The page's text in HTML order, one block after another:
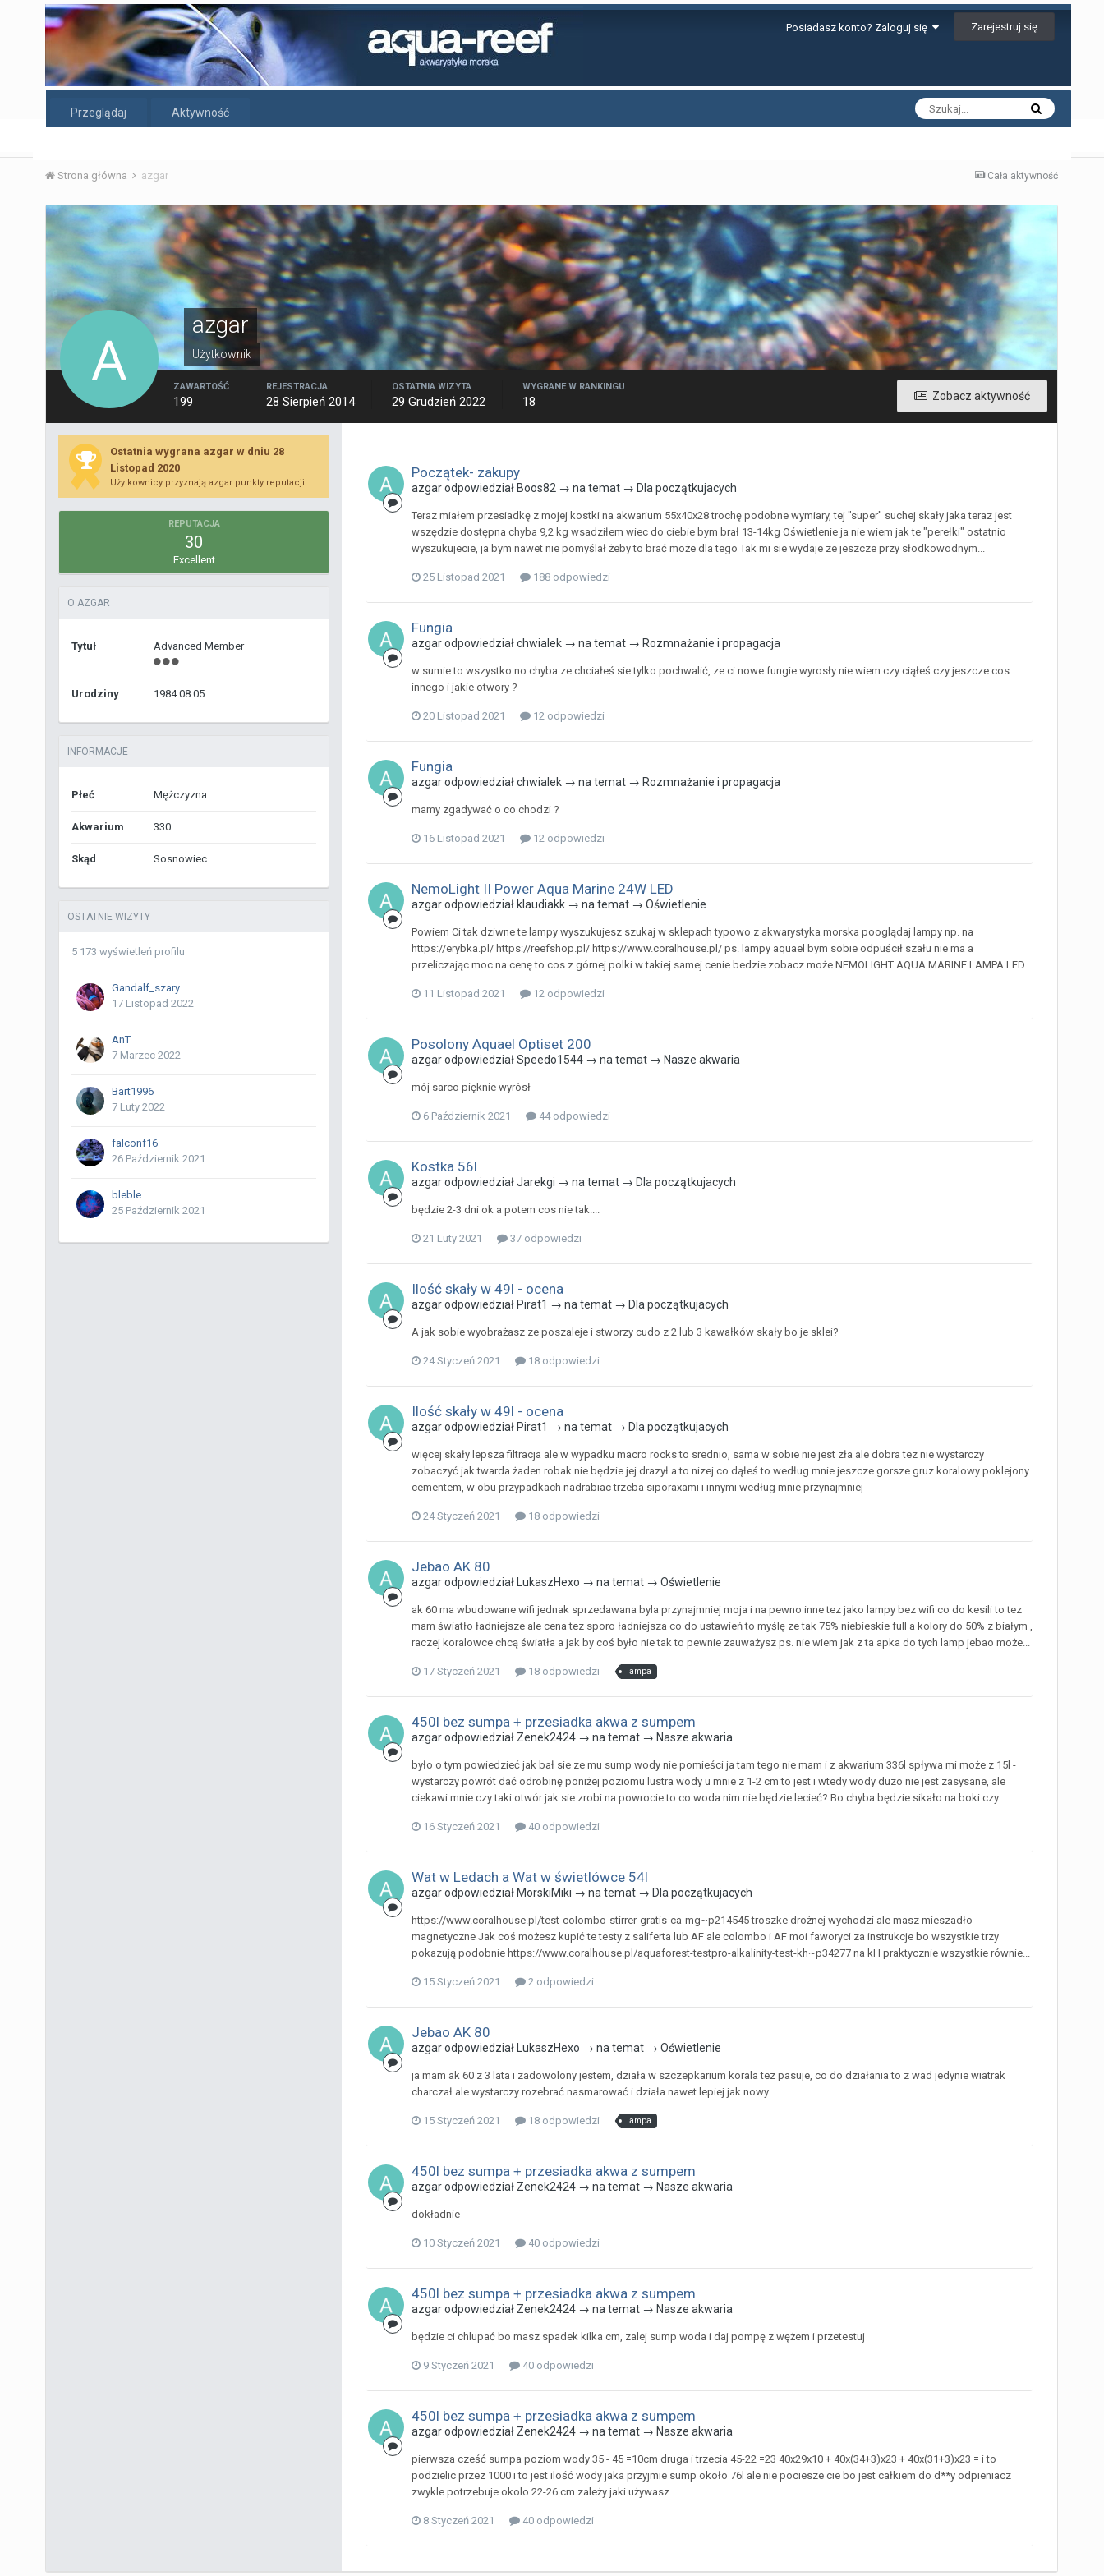
Posiadasz konto? Zaloguj się Zarejestruj się
Przeglądaj Aktywność
Cała aktywność
Strona główna azgar
azgar
Użytkownik
Zobacz aktywność
ZAWARTOŚĆ
199
REJESTRACJA
28 Sierpień 2014
OSTATNIA WIZYTA
29 Grudzień 2022
WYGRANE W RANKINGU
18
Ostatnia wygrana azgar w dniu 28
Listopad 2020
Użytkownicy przyznają azgar punkty reputacji!
REPUTACJA
30
Excellent
O AZGAR
Tytuł Advanced Member
Urodziny 1984.08.05
INFORMACJE
Płeć Mężczyzna
Akwarium 330
Skąd Sosnowiec
OSTATNIE WIZYTY
5 173 wyświetleń profilu
Gandalf_szary
17 Listopad 2022
AnT
7 Marzec 2022
Bart1996
7 Luty 2022
falconf16
26 Październik 2021
bleble
25 Październik 2021
Początek- zakupy
azgar odpowiedział Boos82 → na temat → Dla początkujacych
Teraz miałem przesiadkę z mojej kostki na akwarium 55x40x28 trochę podobne wymiary, tej "super" suchej skały jaka teraz jest
wszędzie dostępna chyba 9,2 kg wsadziłem wiec do ciebie bym brał 13-14kg Oświetlenie ja nie wiem jak te "perełki" ostatnio
wyszukujecie, ja bym nawet nie pomyślał żeby to brać może dla tego Tak mi sie wydaje ze jeszcze przy słodkowodnym...
25 Listopad 2021 188 odpowiedzi
Fungia
azgar odpowiedział chwialek → na temat → Rozmnażanie i propagacja
w sumie to wszystko no chyba ze chciałeś sie tylko pochwalić, ze ci nowe fungie wyrosły nie wiem czy ciąłeś czy jeszcze cos
innego i jakie otwory ?
20 Listopad 2021 12 odpowiedzi
Fungia
azgar odpowiedział chwialek → na temat → Rozmnażanie i propagacja
mamy zgadywać o co chodzi ?
16 Listopad 2021 12 odpowiedzi
NemoLight II Power Aqua Marine 24W LED
azgar odpowiedział klaudiakk → na temat →Oświetlenie
Powiem Ci tak dziwne te lampy wyszukujesz szukaj w sklepach typowo z akwarystyka morska pooglądaj lampy np. na
https://erybka.pl/ https://reefshop.pl/ https://www.coralhouse.pl/ ps. lampy aquael bym sobie odpuścił szału nie ma a
przeliczając moc na cenę to cos z górnej polki w takiej samej cenie bedzie zobacz może NEMOLIGHT AQUA MARINE LAMPA LED...
11 Listopad 2021 12 odpowiedzi
Posolony Aquael Optiset 200
azgar odpowiedział Speedo1544 → na temat → Nasze akwaria
mój sarco pięknie wyrósł
6 Październik 2021 44 odpowiedzi
Kostka 56l
azgar odpowiedział Jarekgi → na temat → Dla początkujacych
będzie 2-3 dni ok a potem cos nie tak....
21 Luty 2021 37 odpowiedzi
Ilość skały w 49l - ocena
azgar odpowiedział Pirat1 → na temat → Dla początkujacych
A jak sobie wyobrażasz ze poszaleje i stworzy cudo z 2 lub 3 kawałków skały bo je sklei?
24 Styczeń 2021 18 odpowiedzi
Ilość skały w 49l - ocena
azgar odpowiedział Pirat1 → na temat → Dla początkujacych
więcej skały lepsza filtracja ale w wypadku macro rocks to srednio, sama w sobie nie jest zła ale dobra tez nie wystarczy
zobaczyć jak twarda żaden robak nie będzie jej drazył a to nizej co dąłeś to według mnie jeszcze gorsze gruz koralowy poklejony
cementem, w obu przypadkach nadrabiac trzeba siporaxami i innymi według mnie przynajmniej
24 Styczeń 2021 18 odpowiedzi
Jebao AK 80
azgar odpowiedział LukaszHexo → na temat →Oświetlenie
ak 60 ma wbudowane wifi jednak sprzedawana byla przynajmniej moja i na pewno inne tez jako lampy bez wifi co do kesili to tez
mam światło ładniejsze ale cena tez sporo ładniejsza co do ustawień to myślę ze tak 75% niebieskie full a kolory do 50% z białym ,
raczej koralowce chcą światła a jak by coś było nie tak to pewnie zauważysz ps. nie wiem jak z ta apka do tych lamp jebao może...
17 Styczeń 2021 18 odpowiedzi lampa
450l bez sumpa + przesiadka akwa z sumpem
azgar odpowiedział Zenek2424 → na temat → Nasze akwaria
było o tym powiedzieć jak bał sie ze mu sump wody nie pomieści ja tam tego nie mam i z akwarium 336l spływa mi może z 15l -
wystarczy powrót dać odrobinę poniżej poziomu lustra wody u mnie z 1-2 cm to jest i wtedy wody duzo nie jest zasysane, ale
ciekawi mnie czy taki otwór jak sie zrobi na powrocie to co woda nim nie będzie lecieć? Bo chyba będzie sikało na boki czy...
16 Styczeń 2021 40 odpowiedzi
Wat w Ledach a Wat w świetlówce 54l
azgar odpowiedział MorskiMiki → na temat → Dla początkujacych
https://www.coralhouse.pl/test-colombo-stirrer-gratis-ca-mg~p214545 troszke drożnej wychodzi ale masz mieszadło
magnetyczne Jak coś możesz kupić te testy z saliferta lub AF ale colombo i AF moi faworyci za instrukcje bo wszystkie trzy
pokazują podobnie https://www.coralhouse.pl/aquaforest-testpro-alkalinity-test-kh~p34277 na kH praktycznie wszystkie równie...
15 Styczeń 2021 2 odpowiedzi
Jebao AK 80
azgar odpowiedział LukaszHexo → na temat →Oświetlenie
ja mam ak 60 z 3 lata i zadowolony jestem, działa w szczepkarium korala tez pasuje, co do działania to z wad jedynie wiatrak
charczał ale wystarczy rozebrać nasmarować i działa nawet lepiej jak nowy
15 Styczeń 2021 18 odpowiedzi lampa
450l bez sumpa + przesiadka akwa z sumpem
azgar odpowiedział Zenek2424 → na temat → Nasze akwaria
dokładnie
10 Styczeń 2021 40 odpowiedzi
450l bez sumpa + przesiadka akwa z sumpem
azgar odpowiedział Zenek2424 → na temat → Nasze akwaria
będzie ci chlupać bo masz spadek kilka cm, zalej sump woda i daj pompę z wężem i przetestuj
9 Styczeń 2021 40 odpowiedzi
450l bez sumpa + przesiadka akwa z sumpem
azgar odpowiedział Zenek2424 → na temat → Nasze akwaria
pierwsza cześć sumpa poziom wody 35 - 45 =10cm druga i trzecia 45-22 =23 40x29x10 + 40x(34+3)x23 + 40x(31+3)x23 = i to
podzielic przez 1000 i to jest ilość wody jaka przyjmie sump około 76l ale nie pociesze cie bo jest całkiem do d**y odpieniacz
zwykle potrzebuje okolo 22-26 cm zależy jaki używasz
8 Styczeń 2021 40 odpowiedzi